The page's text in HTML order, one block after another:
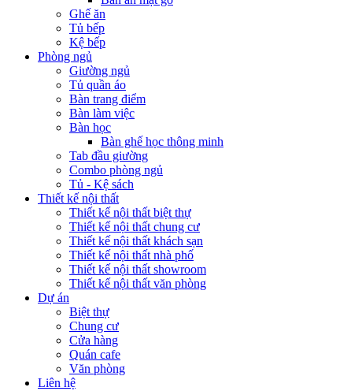
Ghế ăn
Tủ bếp
Kệ bếp
Phòng ngủ
Giường ngủ
Tủ quần áo
Bàn trang điểm
Bàn làm việc
Bàn học
Bàn ghế học thông minh
Tab đầu giường
Combo phòng ngủ
Tủ - Kệ sách
Thiết kế nội thất
Thiết kế nội thất biệt thự
Thiết kế nội thất chung cư
Thiết kế nội thất khách sạn
Thiết kế nội thất nhà phố
Thiết kế nội thất showroom
Thiết kế nội thất văn phòng
Dự án
Biệt thự
Chung cư
Cửa hàng
Quán cafe
Văn phòng
Liên hệ